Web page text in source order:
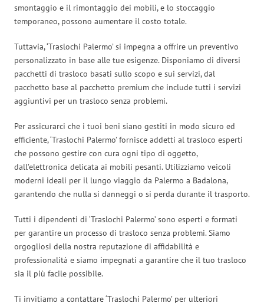
smontaggio e il rimontaggio dei mobili, e lo stoccaggio
temporaneo, possono aumentare il costo totale.
Tuttavia, ‘Traslochi Palermo’ si impegna a offrire un preventivo
personalizzato in base alle tue esigenze. Disponiamo di diversi
pacchetti di trasloco basati sullo scopo e sui servizi, dal
pacchetto base al pacchetto premium che include tutti i servizi
aggiuntivi per un trasloco senza problemi.
Per assicurarci che i tuoi beni siano gestiti in modo sicuro ed
efficiente, ‘Traslochi Palermo’ fornisce addetti al trasloco esperti
che possono gestire con cura ogni tipo di oggetto,
dall’elettronica delicata ai mobili pesanti. Utilizziamo veicoli
moderni ideali per il lungo viaggio da Palermo a Badalona,
garantendo che nulla si danneggi o si perda durante il trasporto.
Tutti i dipendenti di ‘Traslochi Palermo’ sono esperti e formati
per garantire un processo di trasloco senza problemi. Siamo
orgogliosi della nostra reputazione di affidabilità e
professionalità e siamo impegnati a garantire che il tuo trasloco
sia il più facile possibile.
Ti invitiamo a contattare ‘Traslochi Palermo’ per ulteriori